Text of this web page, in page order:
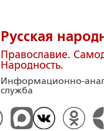
Русская
Православие.
Народность.
Информационно-
служба